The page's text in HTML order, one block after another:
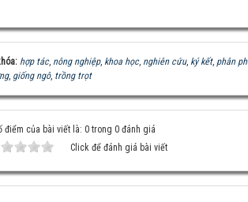
hợp tác, nông nghiệp, khoa học, nghiên cứu, ký kết, phân
, giống ngô, trồng trọt
điểm của bài viết là: 0 trong 0 đánh giá
Click để đánh giá bài viết